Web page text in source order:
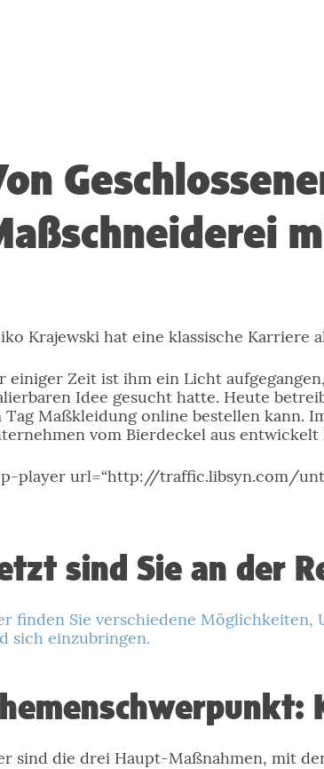
Krajewski hat eine klassische Karriere
einiger Zeit ist ihm ein Licht
Idee gesucht hatte. Heute
Tag Maßkleidung online bestellen kann.
vom Bierdeckel aus entwickelt
player url=“http://traffic.libsyn.com/
sind Sie an der
finden Sie verschiedene
sich einzubringen.
sind die drei Haupt-Maßnahmen, mit